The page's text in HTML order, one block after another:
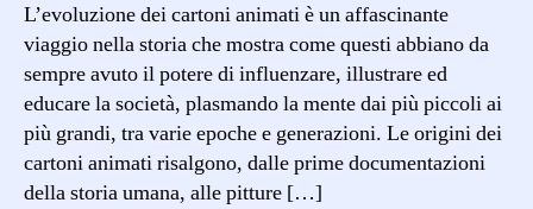
L’evoluzione dei cartoni animati è un affascinante
viaggio nella storia che mostra come questi abbiano da
sempre avuto il potere di influenzare, illustrare ed
educare la società, plasmando la mente dai più piccoli ai
più grandi, tra varie epoche e generazioni. Le origini dei
cartoni animati risalgono, dalle prime documentazioni
della storia umana, alle pitture […]